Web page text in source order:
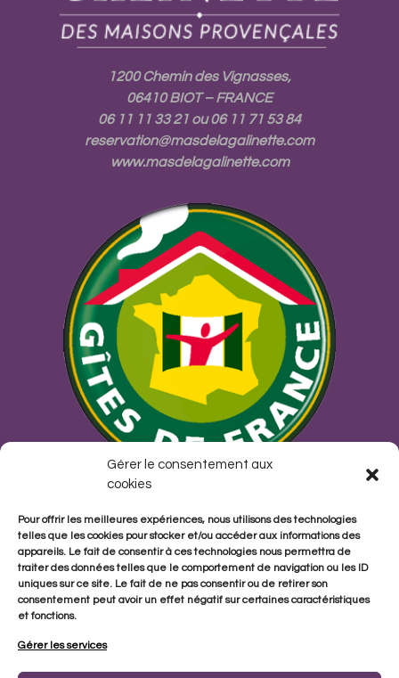
Gérer le consentement aux
cookies
Pour offrir les meilleures expériences, nous utilisons des technologies
telles que les cookies pour stocker et/ou accéder aux informations des
appareils. Le fait de consentir à ces technologies nous permettra de
traiter des données telles que le comportement de navigation ou les ID
uniques sur ce site. Le fait de ne pas consentir ou de retirer son
consentement peut avoir un effet négatif sur certaines caractéristiques
et fonctions.
Gérer les services
1200 Chemin des Vignasses,
06410 BIOT – FRANCE
06 11 11 33 21 ou06 11 71 53 84
reservation@masdelagalinette.com
www.masdelagalinette.com